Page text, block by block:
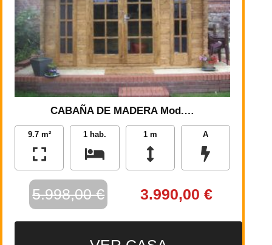
CABAÑA DE MADERA Mod.…
9.7 m² 1 hab. 1 m A
5.998,00 € 3.990,00 €